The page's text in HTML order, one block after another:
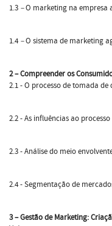
1.3 –O marketing na empresa
1.4 –O sistema de marketing
2 – Compreender os
2.1 - O processo de tomada
2.2 - As influências ao
2.3 - Análise do meio
2.4 - Segmentação de
3 – Gestão de Marketing: